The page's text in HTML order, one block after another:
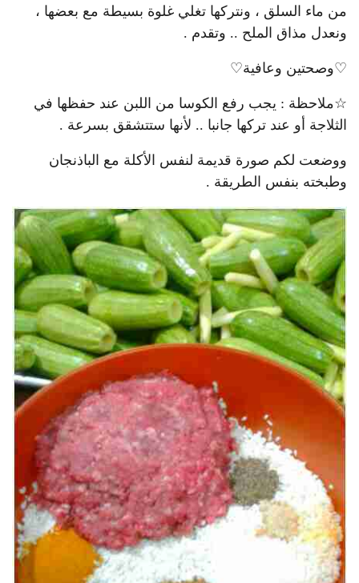
من ماء السلق ، ونتركها تغلي غلوة بسيطة مع بعضها ،
ونعدل مذاق الملح .. وتقدم .
♡وصحتين وعافية♡
☆ملاحظة : يجب رفع الكوسا من اللبن عند حفظها في
الثلاجة أو عند تركها جانبا .. لأنها ستتشقق بسرعة .
ووضعت لكم صورة قديمة لنفس الأكلة مع الباذنجان
وطبخته بنفس الطريقة .